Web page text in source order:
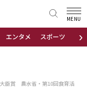
›
エンタメ スポーツ 地域
MENU
臣賞 農水省・第10回食育活